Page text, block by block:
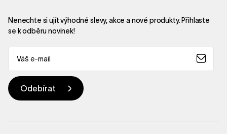
Nenechte si ujít výhodné slevy, akce a nové produkty. Přihlaste
se k odběru novinek!